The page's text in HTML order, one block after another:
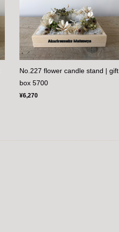
No.227 flower candle stand | gift
box 5700
¥6,270